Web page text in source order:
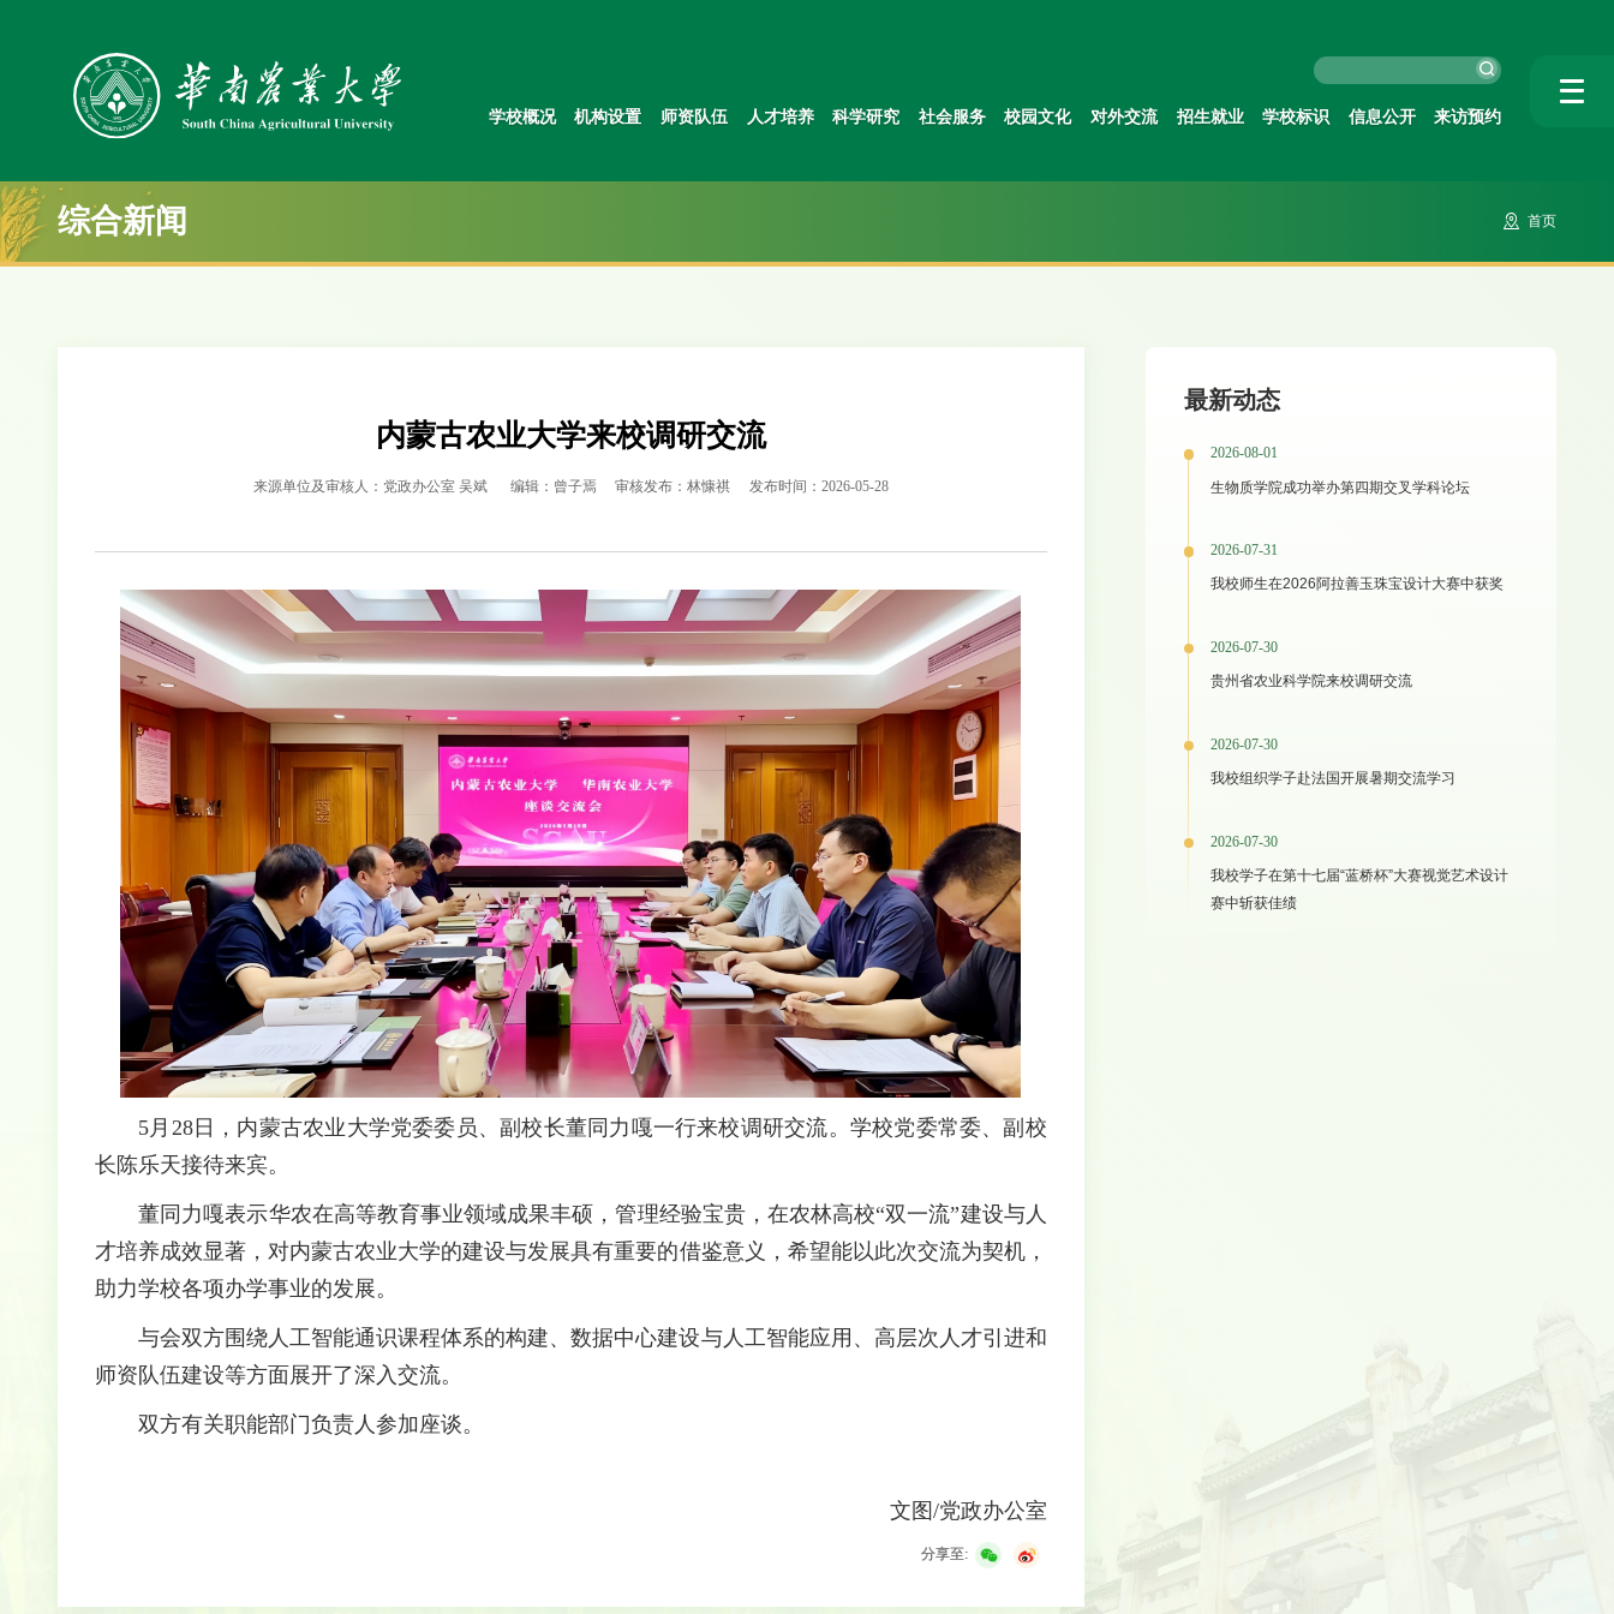
学校概况 机构设置 师资队伍 人才培养 科学研究 社会服务 校园文化 对外交流 招生就业 学校标识 信息公开 来访预约
综合新闻 首页
内蒙古农业大学来校调研交流
来源单位及审核人：党政办公室 吴斌 编辑：曾子焉 审核发布：林慷祺 发布时间：2026-05-28
5月28日，内蒙古农业大学党委委员、副校长董同力嘎一行来校调研交流。学校党委常委、副校
长陈乐天接待来宾。
董同力嘎表示华农在高等教育事业领域成果丰硕，管理经验宝贵，在农林高校“双一流”建设与人
才培养成效显著，对内蒙古农业大学的建设与发展具有重要的借鉴意义，希望能以此次交流为契机，
助力学校各项办学事业的发展。
与会双方围绕人工智能通识课程体系的构建、数据中心建设与人工智能应用、高层次人才引进和
师资队伍建设等方面展开了深入交流。
双方有关职能部门负责人参加座谈。
文图/党政办公室
分享至:
最新动态
2026-08-01
生物质学院成功举办第四期交叉学科论坛
2026-07-31
我校师生在2026阿拉善玉珠宝设计大赛中获奖
2026-07-30
贵州省农业科学院来校调研交流
2026-07-30
我校组织学子赴法国开展暑期交流学习
2026-07-30
我校学子在第十七届“蓝桥杯”大赛视觉艺术设计
赛中斩获佳绩